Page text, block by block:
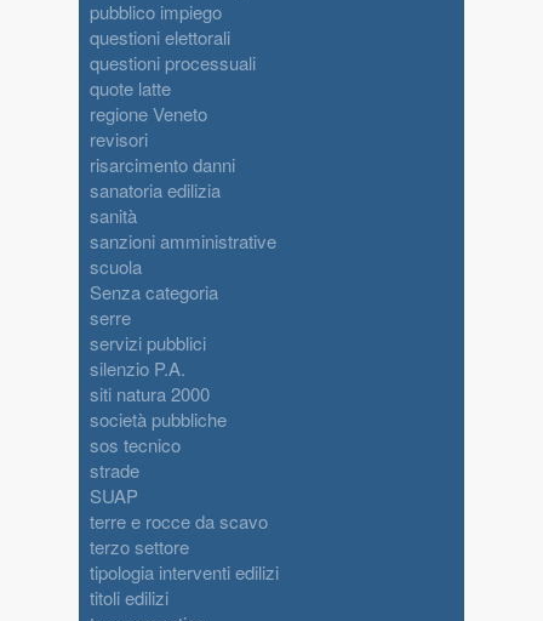
pubblico impiego
questioni elettorali
questioni processuali
quote latte
regione Veneto
revisori
risarcimento danni
sanatoria edilizia
sanità
sanzioni amministrative
scuola
Senza categoria
serre
servizi pubblici
silenzio P.A.
siti natura 2000
società pubbliche
sos tecnico
strade
SUAP
terre e rocce da scavo
terzo settore
tipologia interventi edilizi
titoli edilizi